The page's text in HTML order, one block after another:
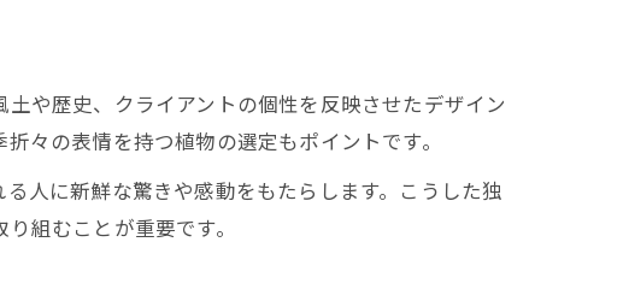
や歴史、クライアントの個性を反映させたデザイン
々の表情を持つ植物の選定もポイントです。
人に新鮮な驚きや感動をもたらします。こうした独
組むことが重要です。